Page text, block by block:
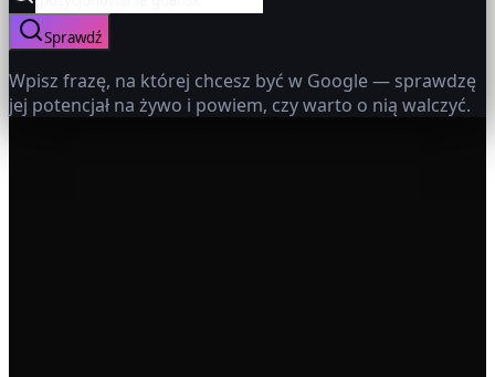
Sprawdź
Wpisz frazę, na której chcesz być w Google — sprawdzę
jej potencjał na żywo i powiem, czy warto o nią walczyć.